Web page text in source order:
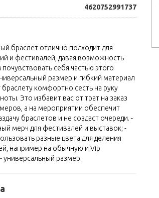
4620752991737
браслет отлично подходит для
и фестивалей, давая возможность
почувствовать себя частью этого
размер и гибкий материал
комфортно сесть на руку
Это избавит вас от трат на заказ
а на мероприятии обеспечит
браслетов и не создаст очереди. -
мерч для фестивалей и выставок; -
разные цвета для деления
например на обычную и Vip
универсальный размер.